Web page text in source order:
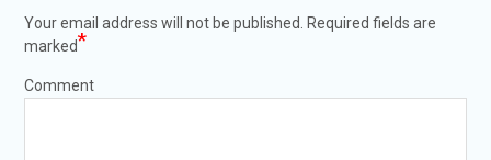
Your email address will not be published. Required fields are
marked*
Comment